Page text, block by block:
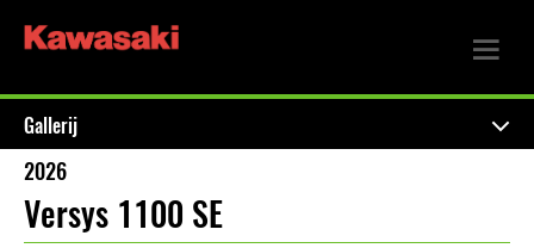
Gallerij
2026
Versys 1100 SE